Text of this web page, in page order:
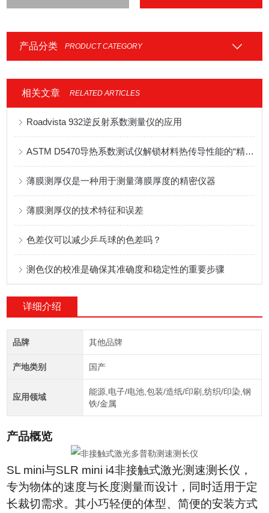
产品分类 PRODUCT CATEGORY
相关文章 RELATED ARTICLES
Roadvista 932逆反射系数测量仪的应用
ASTM D5470导热系数测试仪解锁材料热传导性能的“精密标尺”
薄膜测厚仪是一种用于测量薄膜厚度的精密仪器
薄膜测厚仪的技术特征和误差
色差仪可以减少乒乓球的色差吗？
测色仪的校准是确保其准确度和稳定性的重要步骤
详细介绍
品牌 其他品牌
产地类别 国产
应用领域
能源,电子/电池,包装/造纸/印刷,纺织/印染,钢
铁/金属
产品概览
SL mini与SLR mini i4非接触式激光测速测长仪，
专为物体的速度与长度测量而设计，同时适用于定
长裁切需求。其小巧轻便的体型、简便的安装方式